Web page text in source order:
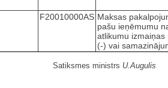
F20010000AS Maksas
pašu ieņēmumu
atlikumu izmaiņas
(-) vai
Satiksmes ministrs U.Augulis